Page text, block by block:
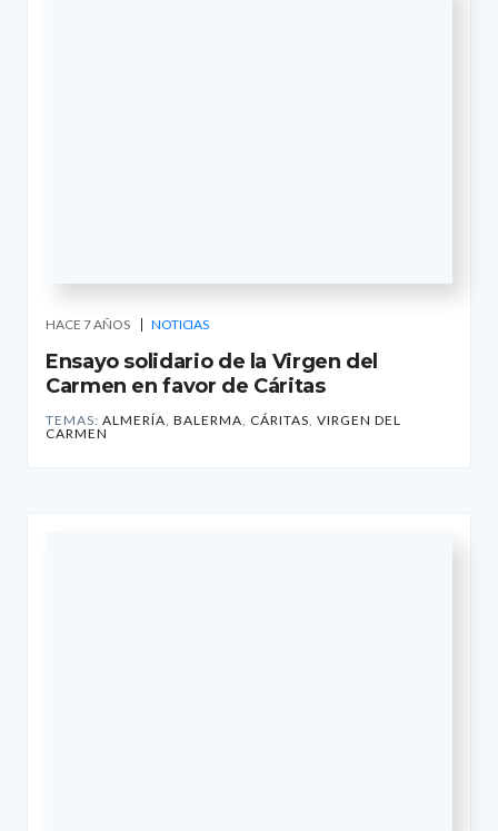
HACE 7 AÑOS NOTICIAS
Ensayo solidario de la Virgen del
Carmen en favor de Cáritas
TEMAS: ALMERÍA BALERMA CÁRITAS VIRGEN DEL
CARMEN